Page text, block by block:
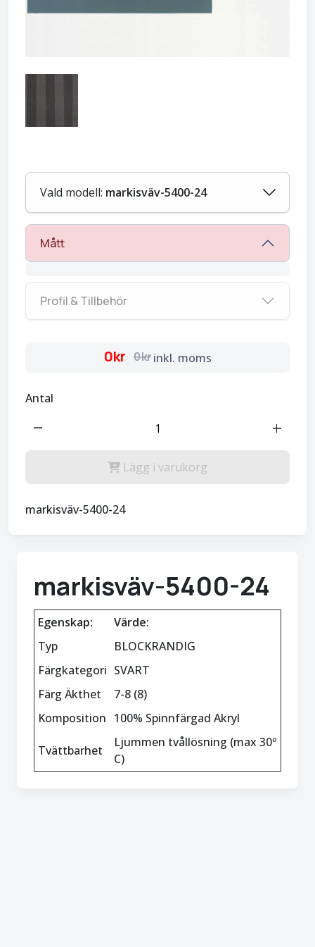
Vald modell: markisväv-5400-24
Mått
Profil & Tillbehör
0kr 0kr inkl. moms
Antal
remove add
Lägg i varukorg
markisväv-5400-24
markisväv-5400-24
Egenskap:
Värde:
Typ
BLOCKRANDIG
Färgkategori SVART
Färg Äkthet
7-8 (8)
Komposition 100% Spinnfärgad Akryl
Tvättbarhet
Ljummen tvållösning (max 30º
C)